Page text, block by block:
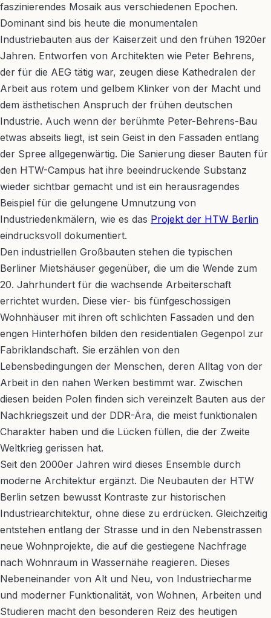
faszinierendes Mosaik aus verschiedenen Epochen.
Dominant sind bis heute die monumentalen
Industriebauten aus der Kaiserzeit und den frühen 1920er
Jahren. Entworfen von Architekten wie Peter Behrens,
der für die AEG tätig war, zeugen diese Kathedralen der
Arbeit aus rotem und gelbem Klinker von der Macht und
dem ästhetischen Anspruch der frühen deutschen
Industrie. Auch wenn der berühmte Peter-Behrens-Bau
etwas abseits liegt, ist sein Geist in den Fassaden entlang
der Spree allgegenwärtig. Die Sanierung dieser Bauten für
den HTW-Campus hat ihre beeindruckende Substanz
wieder sichtbar gemacht und ist ein herausragendes
Beispiel für die gelungene Umnutzung von
Industriedenkmälern, wie es das Projekt der HTW Berlin
eindrucksvoll dokumentiert.
Den industriellen Großbauten stehen die typischen
Berliner Mietshäuser gegenüber, die um die Wende zum
20. Jahrhundert für die wachsende Arbeiterschaft
errichtet wurden. Diese vier- bis fünfgeschossigen
Wohnhäuser mit ihren oft schlichten Fassaden und den
engen Hinterhöfen bilden den residentialen Gegenpol zur
Fabriklandschaft. Sie erzählen von den
Lebensbedingungen der Menschen, deren Alltag von der
Arbeit in den nahen Werken bestimmt war. Zwischen
diesen beiden Polen finden sich vereinzelt Bauten aus der
Nachkriegszeit und der DDR-Ära, die meist funktionalen
Charakter haben und die Lücken füllen, die der Zweite
Weltkrieg gerissen hat.
Seit den 2000er Jahren wird dieses Ensemble durch
moderne Architektur ergänzt. Die Neubauten der HTW
Berlin setzen bewusst Kontraste zur historischen
Industriearchitektur, ohne diese zu erdrücken. Gleichzeitig
entstehen entlang der Strasse und in den Nebenstrassen
neue Wohnprojekte, die auf die gestiegene Nachfrage
nach Wohnraum in Wassernähe reagieren. Dieses
Nebeneinander von Alt und Neu, von Industriecharme
und moderner Funktionalität, von Wohnen, Arbeiten und
Studieren macht den besonderen Reiz des heutigen